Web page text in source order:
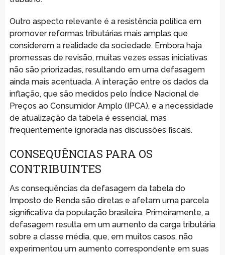
Outro aspecto relevante é a resistência política em
promover reformas tributárias mais amplas que
considerem a realidade da sociedade. Embora haja
promessas de revisão, muitas vezes essas iniciativas
não são priorizadas, resultando em uma defasagem
ainda mais acentuada. A interação entre os dados da
inflação, que são medidos pelo Índice Nacional de
Preços ao Consumidor Amplo (IPCA), e a necessidade
de atualização da tabela é essencial, mas
frequentemente ignorada nas discussões fiscais.
CONSEQUÊNCIAS PARA OS
CONTRIBUINTES
As consequências da defasagem da tabela do
Imposto de Renda são diretas e afetam uma parcela
significativa da população brasileira. Primeiramente, a
defasagem resulta em um aumento da carga tributária
sobre a classe média, que, em muitos casos, não
experimentou um aumento correspondente em suas